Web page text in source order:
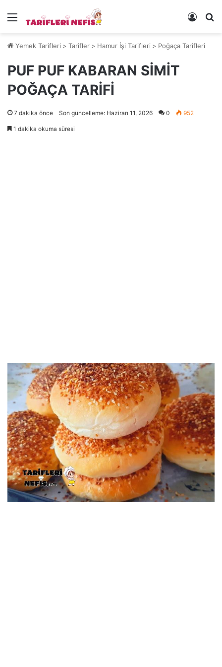
Menü Kayıt
Yemek Tarifleri > Tarifler > Hamur İşi Tarifleri > Poğaça Tarifleri
PUF PUF KABARAN SİMİT
POĞAÇA TARİFİ
7 dakika önce Son güncelleme: Haziran 11, 2026 0 952
1 dakika okuma süresi